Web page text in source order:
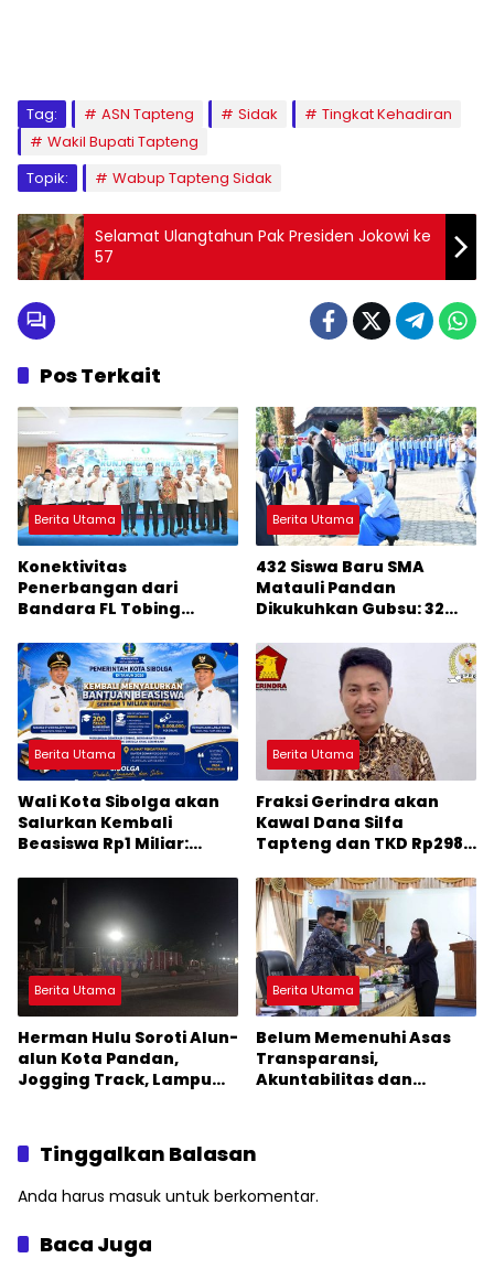
Tag: ASN Tapteng Sidak
Tingkat Kehadiran
Wakil Bupati Tapteng
Topik:
Wabup Tapteng Sidak
Selamat Ulangtahun Pak Presiden Jokowi ke
57
Pos Terkait
Berita Utama
Konektivitas
Penerbangan dari
Bandara FL Tobing
Jadi Perhatian Anggota
DPR RI Muhammad Lokot
Nasution
Berita Utama
432 Siswa Baru SMA
Matauli Pandan
Dikukuhkan Gubsu: 32
SDM Unggul
Berita Utama
Wali Kota Sibolga akan
Salurkan Kembali
Beasiswa Rp1 Miliar:
Mahasiswa Korban
Bencana
Berita Utama
Fraksi Gerindra akan
Kawal Dana Silfa
Tapteng dan TKD Rp298
Pekerjaan Pusat dan
Provinsi Diklaim Kerjaan
Tapteng
Berita Utama
Herman Hulu Soroti Alun-
alun Kota Pandan,
Jogging Track, Lampu
Berita Utama
Belum Memenuhi Asas
Transparansi,
Akuntabilitas dan
Tinggalkan Balasan
Anda harus masuk untuk berkomentar.
Baca Juga